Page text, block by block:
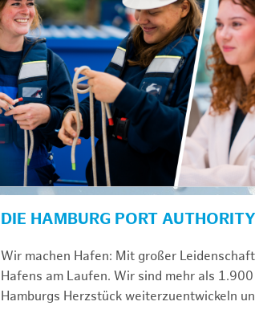
DIE HAMBURG PORT AUTHORITY
Wir machen Hafen: Mit großer
Hafens am Laufen. Wir sind mehr als
Hamburgs Herzstück weiterzuentwickeln